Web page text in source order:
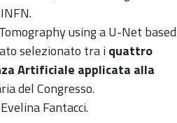
using a U-Net based
selezionato tra iquattro
Artificiale applicata alla
del Congresso.
Fantacci.